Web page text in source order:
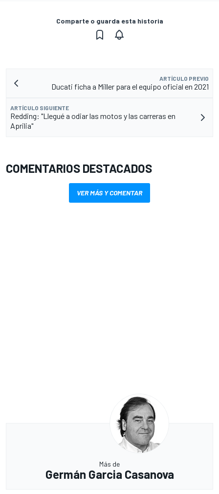
Comparte o guarda esta historia
ARTÍCULO PREVIO
Ducati ficha a Miller para el equipo oficial en 2021
ARTÍCULO SIGUIENTE
Redding: "Llegué a odiar las motos y las carreras en
Aprilia"
COMENTARIOS DESTACADOS
VER MÁS Y COMENTAR
Más de
Germán Garcia Casanova